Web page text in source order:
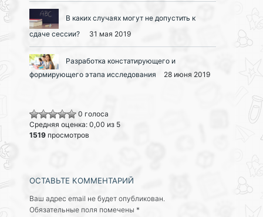
В каких случаях могут не допустить к
сдаче сессии?
31 мая 2019
Разработка констатирующего и
формирующего этапа исследования
28 июня 2019
0 голоса
Средняя оценка: 0,00 из 5
1519 просмотров
ОСТАВЬТЕ КОММЕНТАРИЙ
Ваш адрес email не будет опубликован.
Обязательные поля помечены *